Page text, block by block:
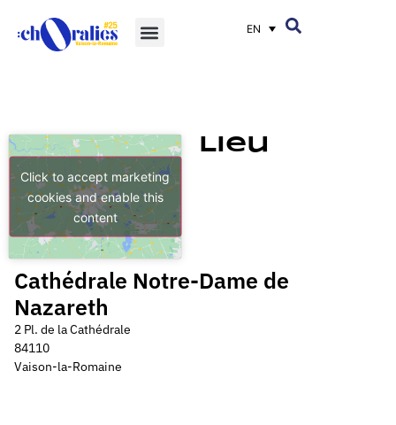
EN
Click to accept marketing
cookies and enable this
content
Lieu
Cathédrale Notre-Dame de
Nazareth
2 Pl. de la Cathédrale
84110
Vaison-la-Romaine